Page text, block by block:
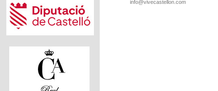
info@vivecastellon.com